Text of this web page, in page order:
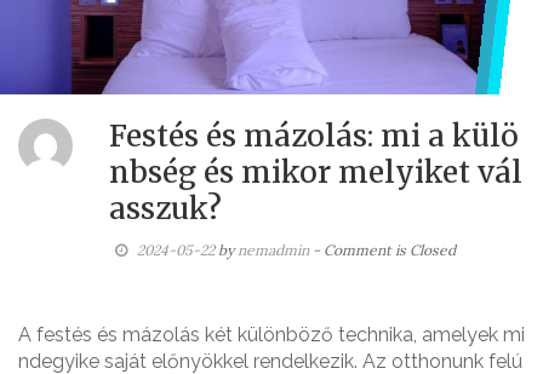
Festés és mázolás: mi a külö
nbség és mikor melyiket vál
asszuk?
2024-05-22bynemadmin - Comment is Closed
A festés és mázolás két különböző technika, amelyek mi
ndegyike saját előnyökkel rendelkezik. Az otthonunk felú